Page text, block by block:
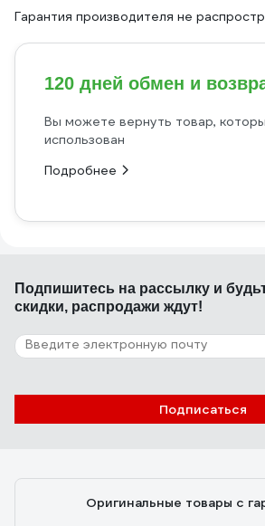
Гарантия производителя не
120 дней обмен и
Вы можете вернуть товар,
использован
Подробнее
Подпишитесь на рассылку и
скидки, распродажи ждут!
Подписаться
Оригинальные товары с